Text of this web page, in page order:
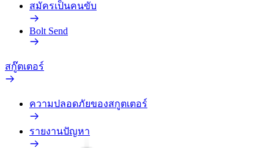
สมัครเป็นคนขับ
Bolt Send
สกู๊ตเตอร์
ความปลอดภัยของสกูตเตอร์
รายงานปัญหา